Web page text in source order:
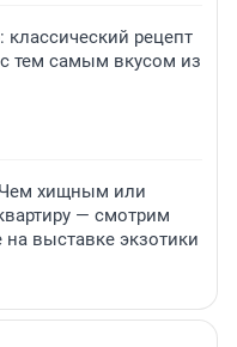
рецепт
тем самым вкусом из
хищным или
— смотрим
выставке экзотики